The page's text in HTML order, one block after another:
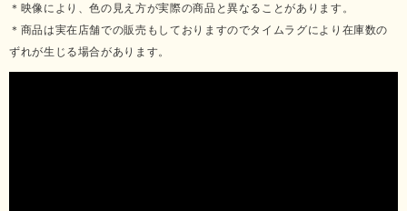
＊映像により、色の見え方が実際の商品と異なることがあります。
＊商品は実在店舗での販売もしておりますのでタイムラグにより在庫数の
ずれが生じる場合があります。